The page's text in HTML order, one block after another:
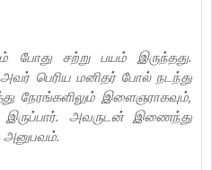
போது சற்று பயம் இருந்தது.
பெரிய மனிதர் போல் நடந்து
இளைஞராகவும்,
இருப்பார். அவருடன் இணைந்து
அனுபவம்.